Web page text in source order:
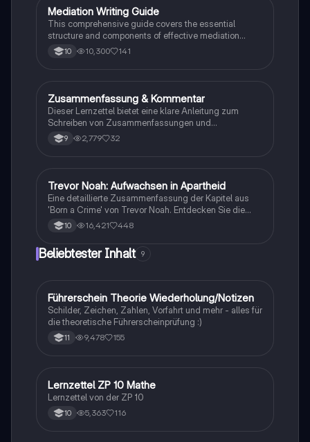
Studierende, die sich mit Rassentrennung und
persönlichen Geschichten auseinandersetzen
möchten.
Englisch
Mediation Writing Guide
This comprehensive guide covers the essential
structure and components of effective mediation
writing, including greetings, introductions, main parts,
and conclusions. Learn how to craft emails, blog
English mediation skills.
10 10,300 141
Englisch
Zusammenfassung & Kommentar
Dieser Lernzettel bietet eine klare Anleitung zum
Schreiben von Zusammenfassungen und
Kommentaren im Fach Englisch. Er umfasst die
Struktur, wichtige Hinweise und nützliche Vokabeln,
verbessern möchten.
9 2,779 32
Englisch
Trevor Noah: Aufwachsen in Apartheid
Eine detaillierte Zusammenfassung der Kapitel aus
'Born a Crime' von Trevor Noah. Entdecken Sie die
Herausforderungen und Erfahrungen, die Trevor als
Kind einer gemischtrassigen Familie in Südafrika
Zusammenfassung beleuchtet zentrale Themen wie
historischen Kontexten des Buches
auseinandersetzen möchten.
10 16,421 448
Beliebtester Inhalt 9
Lerntipps
Führerschein Theorie Wiederholung/Notizen
Schilder, Zeichen, Zahlen, Vorfahrt und mehr - alles für
die theoretische Führerscheinprüfung :)
11 9,478 155
Mathe
Lernzettel ZP 10 Mathe
Lernzettel von der ZP 10
10 5,363 116